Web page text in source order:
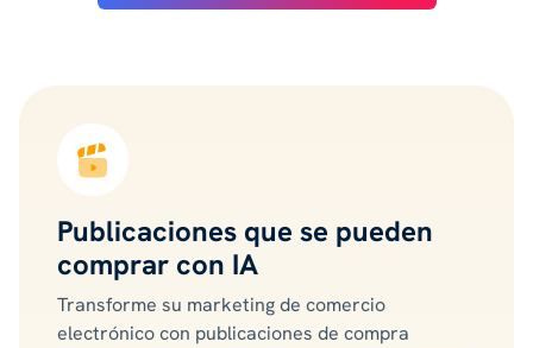
Publicaciones que se pueden
comprar con IA
Transforme su marketing de comercio
electrónico con publicaciones de compra